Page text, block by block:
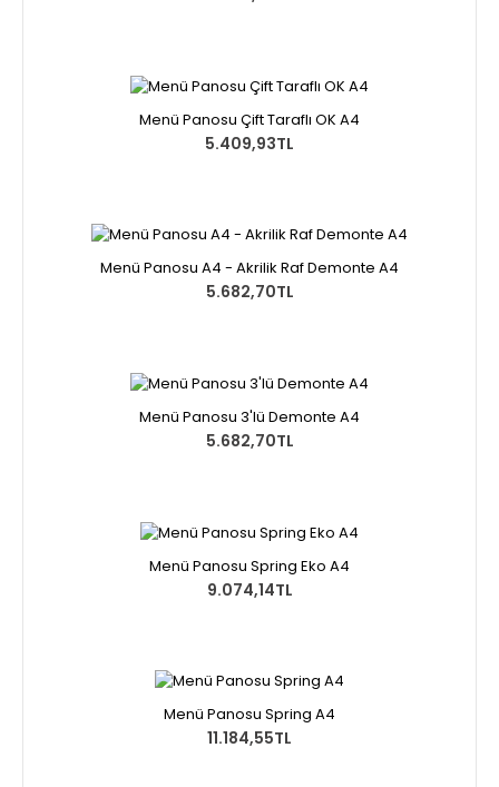
Menü Panosu Çift Taraflı OK A4
5.409,93TL
Menü Panosu A4 - Akrilik Raf Demonte A4
5.682,70TL
Menü Panosu 3'lü Demonte A4
5.682,70TL
Menü Panosu Spring Eko A4
9.074,14TL
Menü Panosu Spring A4
11.184,55TL